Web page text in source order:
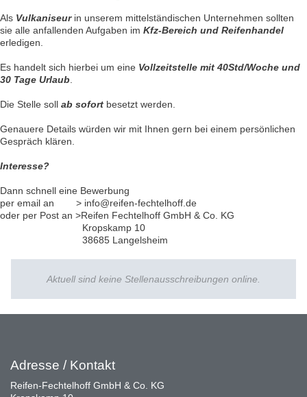
Als Vulkaniseurin unserem mittelständischen Unternehmen sollten
sie alle anfallenden Aufgaben im Kfz-Bereich und Reifenhandel
erledigen.
Es handelt sich hierbei um eine Vollzeitstelle mit 40Std/Woche und
30 Tage Urlaub.
Die Stelle soll ab sofort besetzt werden.
Genauere Details würden wir mit Ihnen gern bei einem persönlichen
Gespräch klären.
Interesse?
Dann schnell eine Bewerbung
per email an > info@reifen-fechtelhoff.de
oder per Post an >Reifen Fechtelhoff GmbH & Co. KG
Kropskamp 10
38685 Langelsheim
Aktuell sind keine Stellenausschreibungen online.
Adresse / Kontakt
Reifen-Fechtelhoff GmbH & Co. KG